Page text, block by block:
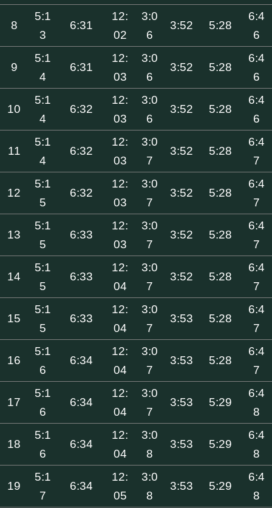
8
5:1
3
6:31
12:
02
3:0
6
3:52 5:28
6:4
6
9
5:1
4
6:31
12:
03
3:0
6
3:52 5:28
6:4
6
10
5:1
4
6:32
12:
03
3:0
6
3:52 5:28
6:4
6
11
5:1
4
6:32
12:
03
3:0
7
3:52 5:28
6:4
7
12
5:1
5
6:32
12:
03
3:0
7
3:52 5:28
6:4
7
13
5:1
5
6:33
12:
03
3:0
7
3:52 5:28
6:4
7
14
5:1
5
6:33
12:
04
3:0
7
3:52 5:28
6:4
7
15
5:1
5
6:33
12:
04
3:0
7
3:53 5:28
6:4
7
16
5:1
6
6:34
12:
04
3:0
7
3:53 5:28
6:4
7
17
5:1
6
6:34
12:
04
3:0
7
3:53 5:29
6:4
8
18
5:1
6
6:34
12:
04
3:0
8
3:53 5:29
6:4
8
19
5:1
7
6:34
12:
05
3:0
8
3:53 5:29
6:4
8